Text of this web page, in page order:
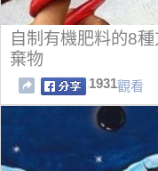
自制有機肥料的8
棄物
1931觀看